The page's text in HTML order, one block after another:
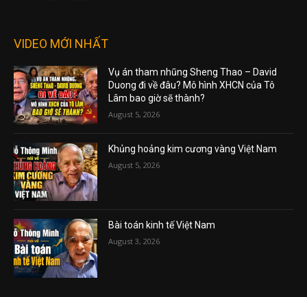
VIDEO MỚI NHẤT
Vụ án tham nhũng Sheng Thao – David
Duong đi về đâu? Mô hình XHCN của Tô
Lâm bao giờ sẽ thành?
August 5, 2026
Khủng hoảng kim cương vàng Việt Nam
August 5, 2026
Bài toán kinh tế Việt Nam
August 3, 2026